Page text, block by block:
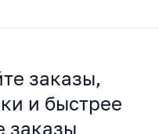
заказы,
и быстрее
заказы